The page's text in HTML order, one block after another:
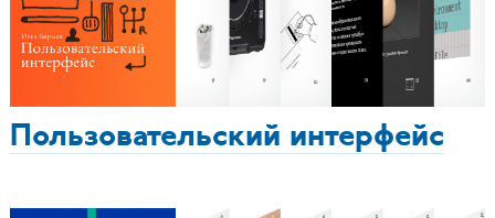
Пользовательский интерфейс